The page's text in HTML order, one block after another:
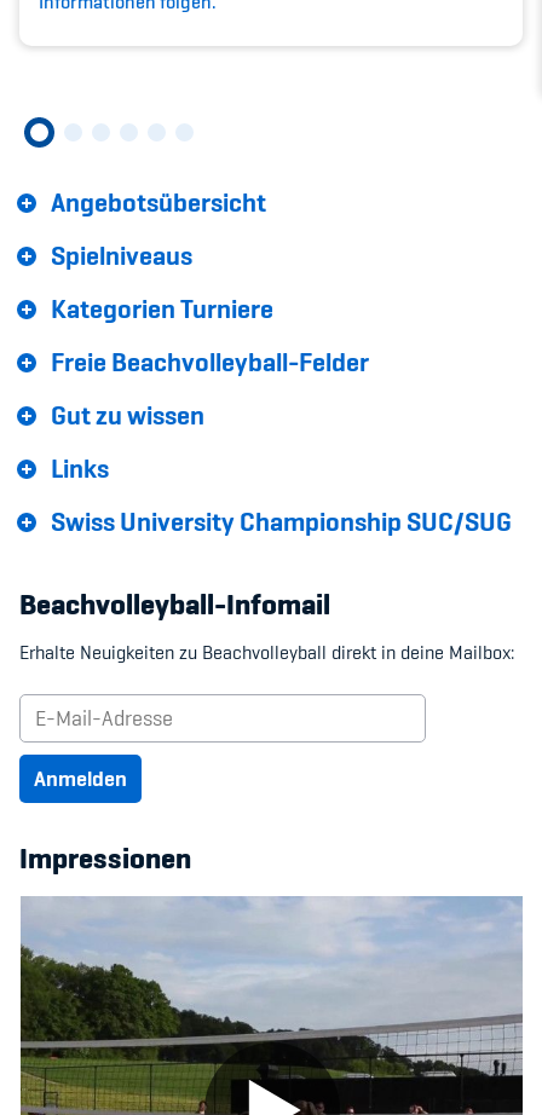
Sponsoren und Partner
Angebotsübersicht
Spielniveaus
Kategorien Turniere
Freie Beachvolleyball-Felder
Gut zu wissen
Links
Swiss University Championship SUC/SUG
Beachvolleyball-Infomail
Erhalte Neuigkeiten zu Beachvolleyball direkt in deine Mailbox:
Anmelden
Impressionen